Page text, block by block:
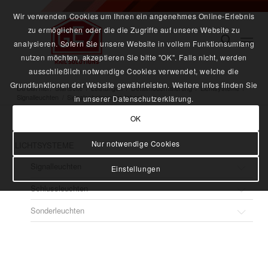
Du bist hier: Startseite / Leistungen / Detailmodernisierung / Lichtsysteme
Signalscheinwerfer (oben)
Signalleuchte Metro
Spitzenlicht ICE 3.2
Schlussleuchten
Schlussleuchte druckdicht
Sonderleuchten
Wir verwenden Cookies um Ihnen ein angenehmes Online-Erlebnis
zu ermöglichen oder die die Zugriffe auf unsere Website zu
analysieren. Sofern Sie unsere Website in vollem Funktionsumfang
nutzen möchten, akzeptieren Sie bitte "OK". Falls nicht, werden
ausschließlich notwendige Cookies verwendet, welche die
Grundfunktionen der Website gewährleisten. Weitere Infos finden Sie
in unserer Datenschutzerklärung.
OK
Nur notwendige Cookies
Einstellungen